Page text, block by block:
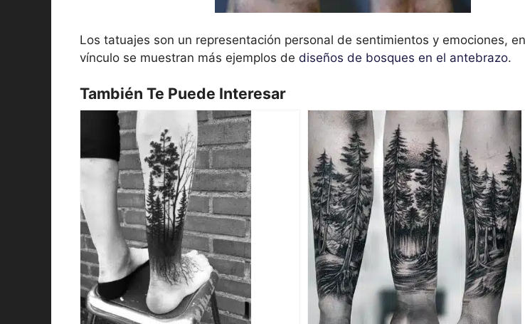
Los tatuajes son un representación personal de sentimientos y emociones,
vínculo se muestran más ejemplos de diseños de bosques en el antebrazo.
También Te Puede Interesar